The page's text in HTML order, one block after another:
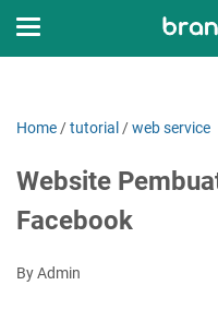
Home /tutorial /web service
Website
Facebook
By Admin